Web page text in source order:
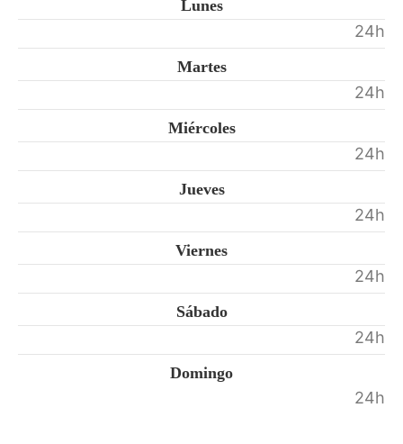
Lunes
24h
Martes
24h
Miércoles
24h
Jueves
24h
Viernes
24h
Sábado
24h
Domingo
24h